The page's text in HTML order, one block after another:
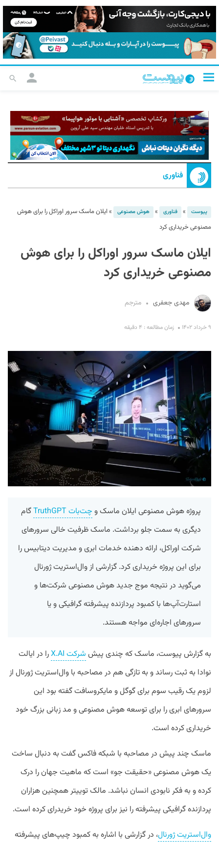
فناوری
پیوست » فناوری » هوش مصنوعی » ایلان ماسک سرور اوراکل را برای هوش
مصنوعی خریداری کرد
ایلان ماسک سرور اوراکل را برای هوش
مصنوعی خریداری کرد
مهدی جعفری مترجم
۹ خرداد ۱۴۰۲ زمان مطالعه : ۴ دقیقه
پروژه هوش مصنوعی ایلان ماسک و چت‌بات TruthGPT
گام
دیگری به سمت جلو برداشت. ماسک ظرفیت خالی سرور‌های
شرکت اوراکل، ارائه دهنده خدمات ابری و مدیریت دیتابیس را
برای این پروژه خریداری کرد. گزارشی از وال‌استریت ژورنال
می‌گوید در نتیجه موج جدید هوش مصنوعی شرکت‌ها و
استارت‌آپ‌ها با کمبود پردازنده پیشرفته گرافیکی و یا
سرور‌های اجاره‌ای مواجه هستند.
به گزارش پیوست، ماسک که چندی پیش شرکت X.AI
را در ایالت
نوادا به ثبت رساند و به تازگی هم در مصاحبه با وال‌استریت ژورنال از
لزوم یک رقیب سوم برای گوگل و مایکروسافت گفته بود این
سرورهای ابری را برای توسعه هوش مصنوعی و مد زبانی بزرگ خود
خریداری کرده است.
ماسک چند پیش در مصاحبه با شبکه فاکس گفت به دنبال ساخت
یک هوش مصنوعی «حقیقت جو» است که ماهیت جهان را درک
کرده و به فکر نابودی انسان نباشد. مالک توییتر همچنین هزاران
پردازنده گرافیکی پیشرفته را نیز برای پروژه خود خریدرای کرده است.
وال‌استریت ژورنال، در گزارشی با اشاره به کمبود چیپ‌های پیشرفته